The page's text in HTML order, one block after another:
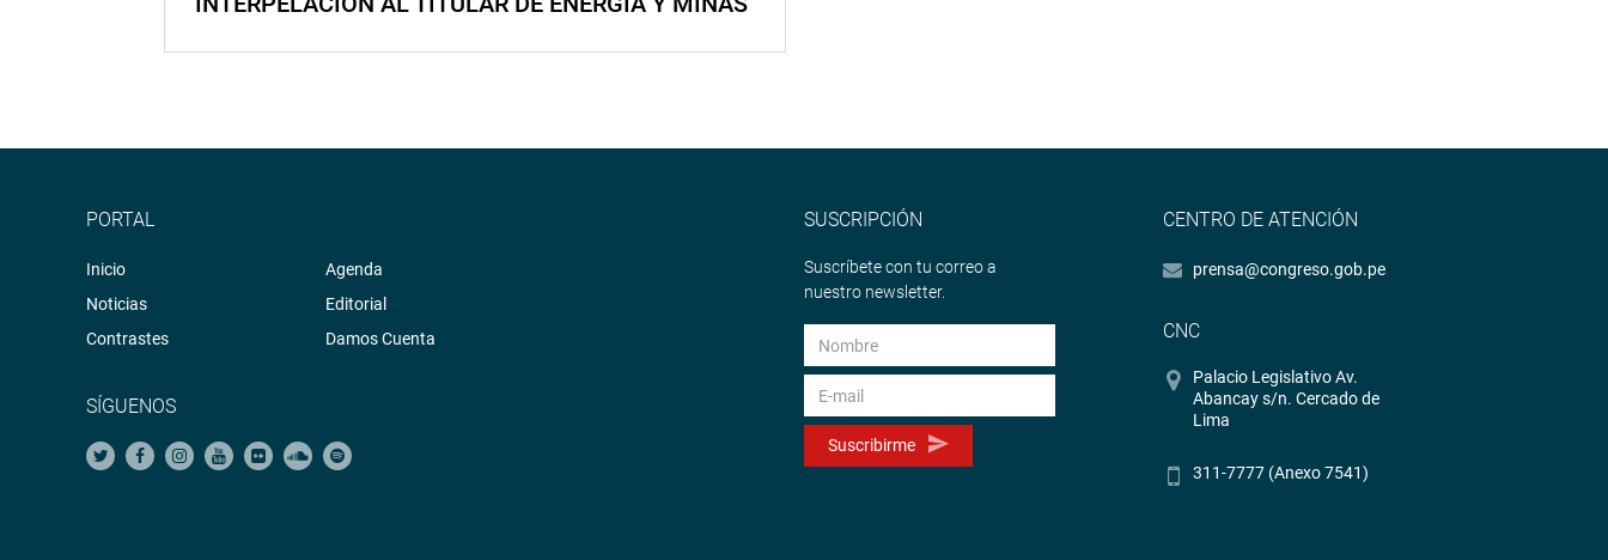
PORTAL
Inicio
Noticias
Contrastes
Agenda
Editorial
Damos Cuenta
SÍGUENOS
SUSCRIPCIÓN
Suscríbete con tu correo a
nuestro newsletter.
Suscribirme
CENTRO DE ATENCIÓN
prensa@congreso.gob.pe
CNC
Palacio Legislativo Av.
Abancay s/n. Cercado de
Lima
311-7777 (Anexo 7541)